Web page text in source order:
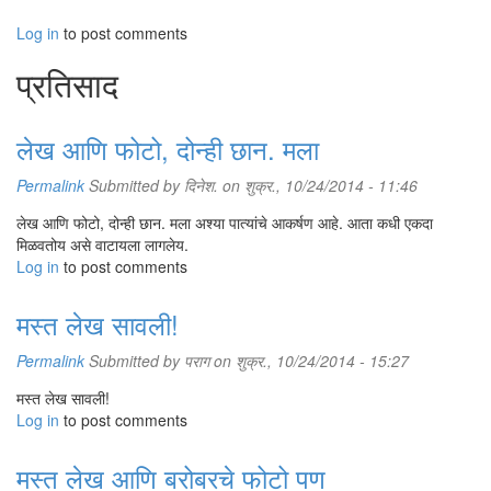
ग्यूतो नावाचा सुरा सर्व प्रकारच्या भाज्या आणि काही प्रकारचे मोठे मासे कापायला
कापता येतात. सानतोकू नावाची सुरी मुख्यत्वे मऊ भाज्या कापणे, साले काढणे यासाठी
वापरली जाते. फळे वगैरे कापायला पेटी नावाची नाजुक सुरी वापरली जाते. माशाचे काटे
वापरतात. तर चिकन, मटन यांतली हाडे कापायला क्लीवर नावाची आयताकृती पाते
असलेली सुरी वापरतात. एकदा माझ्या सुऱ्या विकत घायच्या वेडापायी ही सुरीही मी विकत
घेतली होती. पण नंतर तिचे मोठेच्या मोठे धारदार पाते पाहून ती कधीच वापरली गेली
नाही. शेवटी एका मैत्रिणीला देऊन टाकली. इतरही काही प्राणी कापायला वेगळी हत्यारे
उपलब्ध असतात म्हणे. ती मी पाहिली नसली तरी माझ्या मित्राने त्याचे इत्थंभूत वर्णन
केले होते. ते ऐकल्यावर आपण उगाच याचे बडबडणे ऐकत होतो असा पश्चात्तापही मला
झाला.
Log in to post comments
प्रतिसाद
लेख आणि फोटो, दोन्ही छान. मला
Permalink Submitted by दिनेश. on शुक्र., 10/24/2014 - 11:46
लेख आणि फोटो, दोन्ही छान. मला अश्या पात्यांचे आकर्षण आहे. आता कधी एकदा
मिळवतोय असे वाटायला लागलेय.
Log in to post comments
मस्त लेख सावली!
Permalink Submitted by परागon शुक्र., 10/24/2014 - 15:27
मस्त लेख सावली!
Log in to post comments
मस्त लेख आणि बरोबरचे फोटो पण